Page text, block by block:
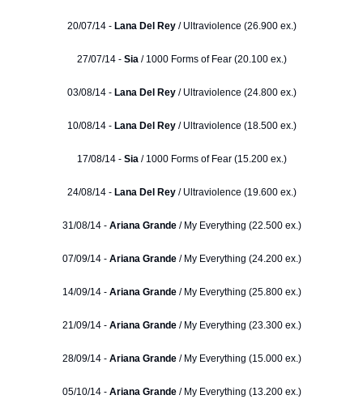
20/07/14 -Lana Del Rey/ Ultraviolence (26.900 ex.)
27/07/14 - Sia / 1000 Forms of Fear (20.100 ex.)
03/08/14 - Lana Del Rey / Ultraviolence (24.800 ex.)
10/08/14 - Lana Del Rey/ Ultraviolence (18.500 ex.)
17/08/14 - Sia / 1000 Forms of Fear (15.200 ex.)
24/08/14 -Lana Del Rey/ Ultraviolence (19.600 ex.)
31/08/14 - Ariana Grande/ My Everything (22.500 ex.)
07/09/14 - Ariana Grande/ My Everything (24.200 ex.)
14/09/14 - Ariana Grande/ My Everything (25.800 ex.)
21/09/14 - Ariana Grande/ My Everything (23.300 ex.)
28/09/14 - Ariana Grande/ My Everything (15.000 ex.)
05/10/14 -Ariana Grande/ My Everything (13.200 ex.)